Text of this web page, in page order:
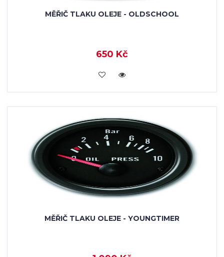
MĚŘIČ TLAKU OLEJE - OLDSCHOOL
650 Kč
VLOŽIT DO KOŠÍKU
MĚŘIČ TLAKU OLEJE - YOUNGTIMER